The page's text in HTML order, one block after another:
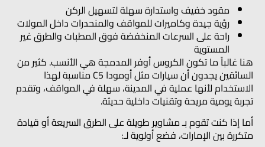
مقود خفيف واستدارة سهلة لتسهيل الركن
رؤية جيدة وكاميرات للمواقف والمنحدرات داخل المولات
راحة على السرعات المنخفضة فوق المطبات والطرق غير
المستوية
هنا غالباً ما تكونالكروس أوفر المدمجةهي الأنسب. كثير من
السائقين يجدون أن سيارات مثلأومودا C5 مناسبة لهذا
الاستخدام لأنها عملية في المدينة، سهلة في المواقف، وتقدم
تجربة يومية مريحة وتقنيات داخلية حديثة.
أما إذا كنت تقوم بـمشاوير طويلة على الطرق السريعةأو قيادة
متكررة بين الإمارات، فضع أولوية لـ: